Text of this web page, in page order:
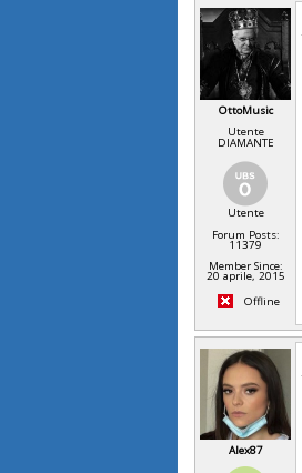
OttoMusic
Utente
DIAMANTE
Utente
Forum Posts:
11379
Member Since:
20 aprile, 2015
Offline
Alex87